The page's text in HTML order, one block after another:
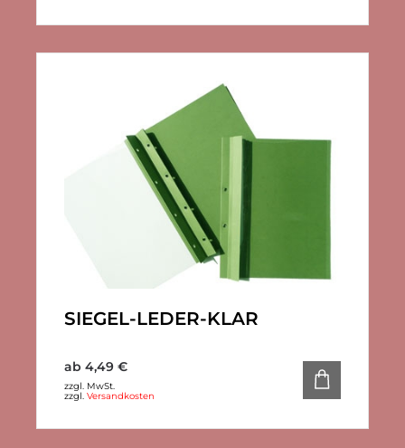
SIEGEL-LEDER-KLAR
ab 4,49 €
zzgl. MwSt.
zzgl. Versandkosten